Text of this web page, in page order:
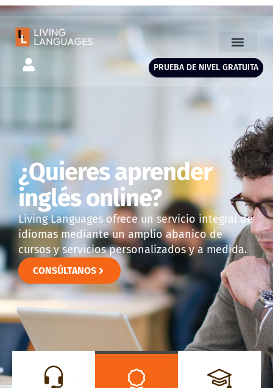
PRUEBA DE NIVEL GRATUITA
¿Quieres aprender
inglés online?
Living Languages ofrece un servicio integral de
idiomas mediante un amplio abanico de
cursos y servicios personalizados y a medida.
CONSÚLTANOS